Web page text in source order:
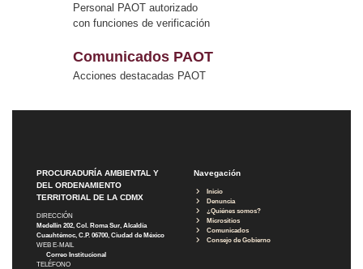
Personal PAOT autorizado
con funciones de verificación
Comunicados PAOT
Acciones destacadas PAOT
PROCURADURÍA AMBIENTAL Y
DEL ORDENAMIENTO
TERRITORIAL DE LA CDMX
DIRECCIÓN
Medellín 202, Col. Roma Sur, Alcaldía
Cuauhtémoc, C.P. 06700, Ciudad de México
WEB E-MAIL
Correo Institucional
TELÉFONO
Navegación
Inicio
Denuncia
¿Quiénes somos?
Micrositios
Comunicados
Consejo de Gobierno